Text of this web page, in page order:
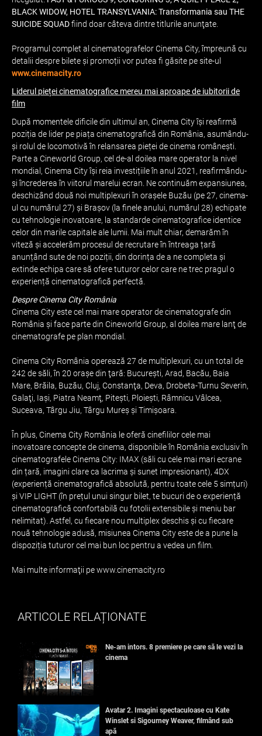
BLACK WIDOW, HOTEL TRANSYLVANIA: Transformania sau THE
SUICIDE SQUADfiind doar câteva dintre titlurile anunţate.
Programul complet al cinematografelor Cinema City, împreună cu
detalii despre bilete și promoții vor putea fi găsite pe site-ul
www.cinemacity.ro
Liderul pieței cinematografice mereu mai aproape de iubitorii de
film
După momentele dificile din ultimul an, Cinema City își reafirmă
poziția de lider pe piața cinematografică din România, asumându-
și rolul de locomotivă în relansarea pieței de cinema românești.
Parte a Cineworld Group, cel de-al doilea mare operator la nivel
mondial, Cinema City își reia investițiile în anul 2021, reafirmându-
și încrederea în viitorul marelui ecran. Ne continuăm expansiunea,
deschizând două noi multiplexuri în orașele Buzău (pe 27, cinema-
ul cu numărul 27) și Brașov (la finele anului, numărul 28) echipate
cu tehnologie inovatoare, la standarde cinematografice identice
celor din marile capitale ale lumii. Mai mult chiar, demarăm în
viteză și accelerăm procesul de recrutare în întreaga țară
anunțând sute de noi poziții, din dorința de a ne completa și
extinde echipa care să ofere tuturor celor care ne trec pragul o
experiență cinematografică perfectă.
Despre Cinema City România
Cinema City este cel mai mare operator de cinematografe din
România și face parte din Cineworld Group, al doilea mare lanţ de
cinematografe pe plan mondial.
Cinema City România operează 27 de multiplexuri, cu un total de
242 de săli, în 20 oraşe din ţară: Bucureşti, Arad, Bacău, Baia
Mare, Brăila, Buzău, Cluj, Constanţa, Deva, Drobeta-Turnu Severin,
Galaţi, Iaşi, Piatra Neamţ, Piteşti, Ploieşti, Râmnicu Vâlcea,
Suceava, Târgu Jiu, Târgu Mureş şi Timişoara.
În plus, Cinema City România le oferă cinefililor cele mai
inovatoare concepte de cinema, disponibile în România exclusiv în
cinematografele Cinema City: IMAX (săli cu cele mai mari ecrane
din țară, imagini clare ca lacrima și sunet impresionant), 4DX
(experiență cinematografică absolută, pentru toate cele 5 simțuri)
și VIP LIGHT (în prețul unui singur bilet, te bucuri de o experiență
cinematografică confortabilă cu fotolii extensibile și meniu bar
nelimitat). Astfel, cu fiecare nou multiplex deschis și cu fiecare
nouă tehnologie adusă, misiunea Cinema City este de a pune la
dispoziția tuturor cel mai bun loc pentru a vedea un film.
Mai multe informaţii pe www.cinemacity.ro
ARTICOLE RELAȚIONATE
Ne-am intors. 8 premiere pe care să le vezi la
cinema
Avatar 2. Imagini spectaculoase cu Kate
Winslet si Sigourney Weaver, filmând sub
apă